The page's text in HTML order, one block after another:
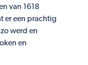
van 1618
er een prachtig
werd en
en